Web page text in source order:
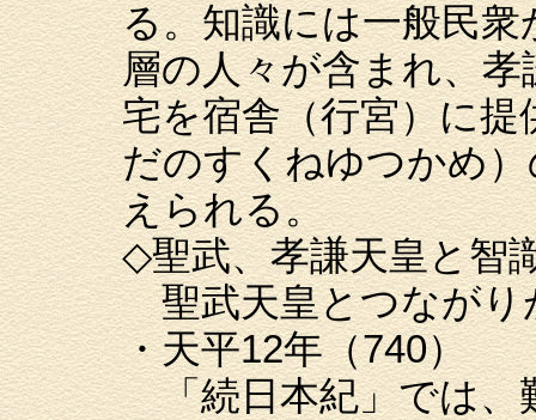
る。知識には一般民
層の人々が含まれ、
宅を宿舎（行宮）に
だのすくねゆつかめ
えられる。
◇聖武、孝謙天皇と智
聖武天皇とつながり
・天平12年（740）
「続日本紀」では、